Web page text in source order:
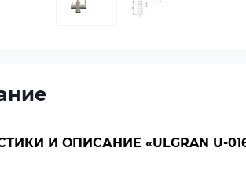
И ОПИСАНИЕ «ULGRAN U-